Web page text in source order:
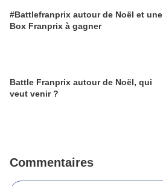
#Battlefranprix autour de Noël et une
Box Franprix à gagner
Battle Franprix autour de Noël, qui
veut venir ?
Commentaires